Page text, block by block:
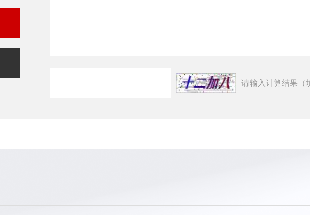
请输入计算结果（